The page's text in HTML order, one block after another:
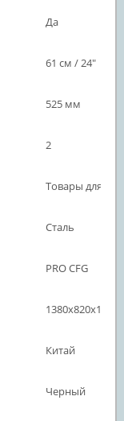
Да
61 см / 24"
525 мм
2
Товары для
Сталь
PRO CFG
Китай
Черный